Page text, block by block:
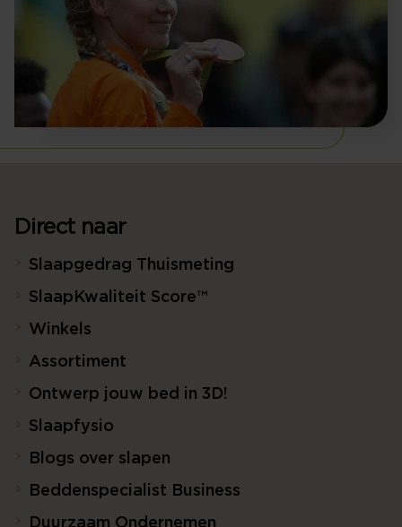
Direct naar
Slaapgedrag Thuismeting
SlaapKwaliteit Score™
Winkels
Assortiment
Ontwerp jouw bed in 3D!
Slaapfysio
Blogs over slapen
Beddenspecialist Business
Duurzaam Ondernemen